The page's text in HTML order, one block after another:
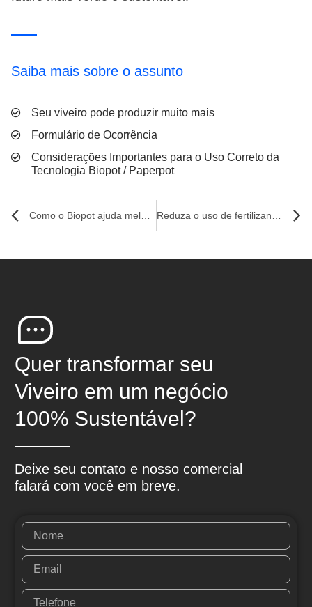
Saiba mais sobre o assunto
Seu viveiro pode produzir muito mais
Formulário de Ocorrência
Considerações Importantes para o Uso Correto da
Tecnologia Biopot / Paperpot
Quer transformar seu
Viveiro em um negócio
100% Sustentável?
Deixe seu contato e nosso comercial
falará com você em breve.